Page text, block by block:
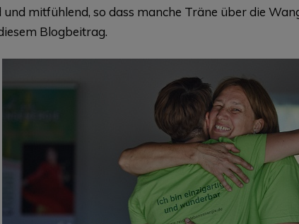
und mitfühlend, so dass manche Träne über die
Blogbeitrag.